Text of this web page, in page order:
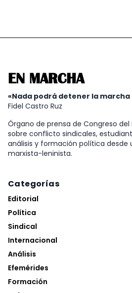
EN MARCHA
«Nada podrá detener la marcha
Fidel Castro Ruz
Órgano de prensa de Congreso
sobre conflicto sindicales,
análisis y formación política desde
marxista-leninista.
Categorías
Editorial
Política
Sindical
Internacional
Análisis
Efemérides
Formación